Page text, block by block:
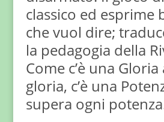
classico ed esprime
che vuol dire;
la pedagogia della
Come c’è una
gloria, c’è una
supera ogni